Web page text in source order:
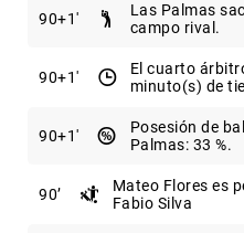
90+1
Las Palmas
campo rival.
90+1
El cuarto
minuto(s) de
90+1
Posesión de
Palmas: 33 %.
90
Mateo Flores es
Fabio Silva